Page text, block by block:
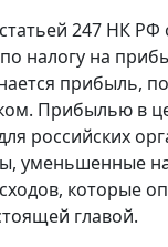
статьей 247 НК РФ
налогу на
прибыль,
Прибылью в
российских
уменьшенные
которые
главой.